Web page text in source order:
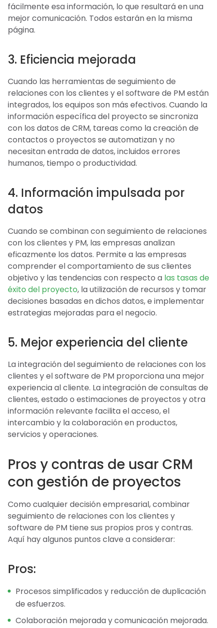
fácilmente esa información, lo que resultará en una
mejor comunicación. Todos estarán en la misma
página.
3. Eficiencia mejorada
Cuando las herramientas de seguimiento de
relaciones con los clientes y el software de PM están
integrados, los equipos son más efectivos. Cuando la
información específica del proyecto se sincroniza
con los datos de CRM, tareas como la creación de
contactos o proyectos se automatizan y no
necesitan entrada de datos, incluidos errores
humanos, tiempo o productividad.
4. Información impulsada por
datos
Cuando se combinan con seguimiento de relaciones
con los clientes y PM, las empresas analizan
eficazmente los datos. Permite a las empresas
comprender el comportamiento de sus clientes
objetivo y las tendencias con respecto a las tasas de
éxito del proyecto, la utilización de recursos y tomar
decisiones basadas en dichos datos, e implementar
estrategias mejoradas para el negocio.
5. Mejor experiencia del cliente
La integración del seguimiento de relaciones con los
clientes y el software de PM proporciona una mejor
experiencia al cliente. La integración de consultas de
clientes, estado o estimaciones de proyectos y otra
información relevante facilita el acceso, el
intercambio y la colaboración en productos,
servicios y operaciones.
Pros y contras de usar CRM
con gestión de proyectos
Como cualquier decisión empresarial, combinar
seguimiento de relaciones con los clientes y
software de PM tiene sus propios pros y contras.
Aquí hay algunos puntos clave a considerar:
Pros:
Procesos simplificados y reducción de duplicación
de esfuerzos.
Colaboración mejorada y comunicación mejorada.